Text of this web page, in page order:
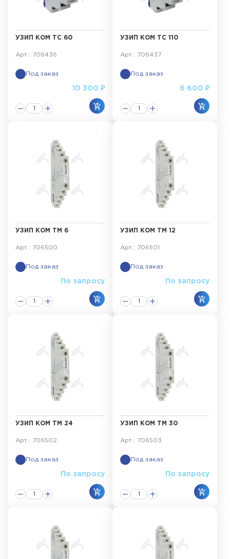
УЗИП КОМ ТС 60
Арт.: 706436
Под заказ
10 300 ₽
УЗИП КОМ ТС 110
Арт.: 706437
Под заказ
6 600 ₽
УЗИП КОМ ТМ 6
Арт.: 706500
Под заказ
По запросу
УЗИП КОМ ТМ 12
Арт.: 706501
Под заказ
По запросу
УЗИП КОМ ТМ 24
Арт.: 706502
Под заказ
По запросу
УЗИП КОМ ТМ 30
Арт.: 706503
Под заказ
По запросу